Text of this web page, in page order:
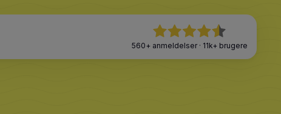
560+ anmeldelser· 11k+ brugere